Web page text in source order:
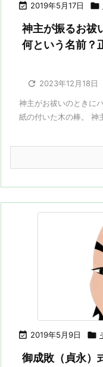
 2019年5月17日 
神主が振るお祓
何という名前？
 2023年12月18日
神主がお祓いのときに
紙の付いた木の棒。 神
 2019年5月9日 
御成敗（貞永）